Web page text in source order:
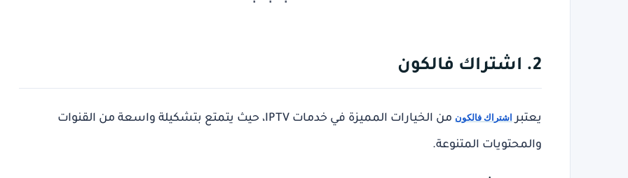
2. اشتراك فالكون
يعتبر اشتراك فالكون من الخيارات المميزة في خدمات IPTV، حيث يتمتع بتشكيلة واسعة من القنوات
والمحتويات المتنوعة.